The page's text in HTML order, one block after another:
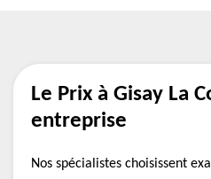
Le Prix à Gisay La
entreprise
Nos spécialistes choisissent